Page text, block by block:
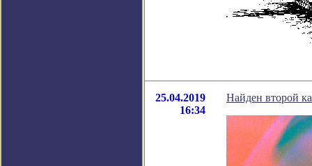
25.04.2019
16:34
Найден второй